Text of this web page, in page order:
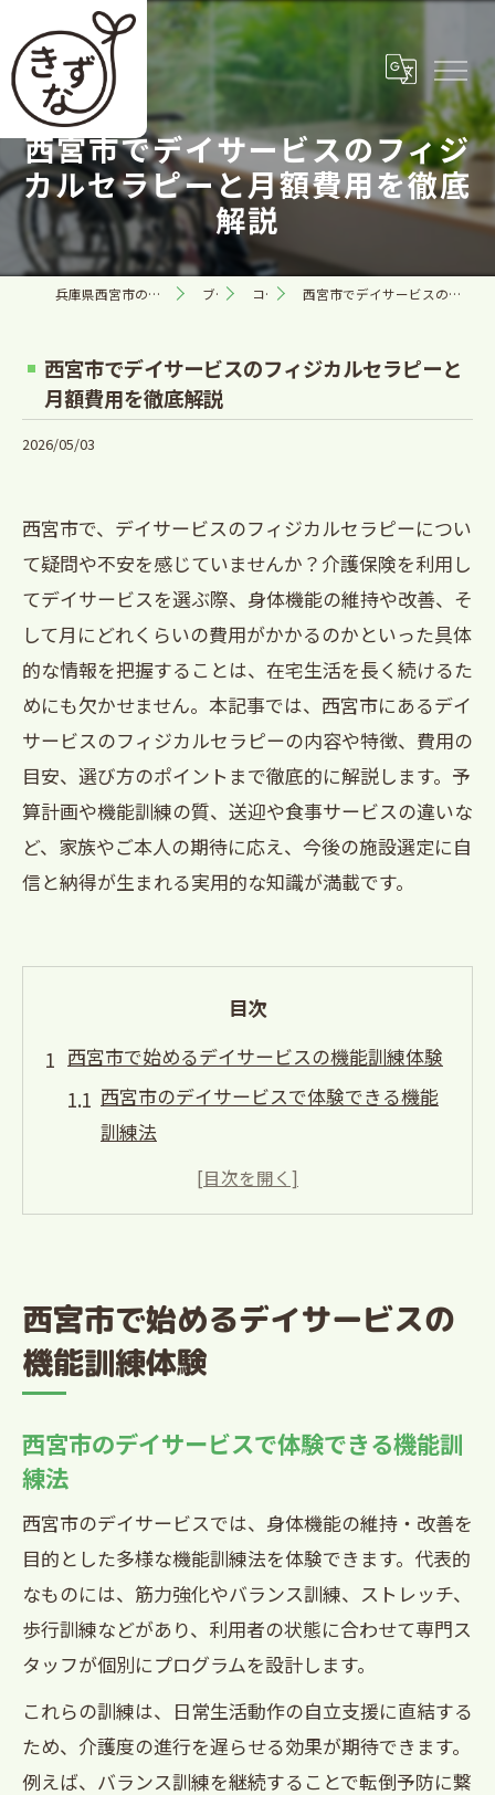
西宮市でデイサービスのフィジ
カルセラピーと月額費用を徹底
解説
兵庫県西宮市の訪問看護なら合同会社きずな ブログ コラム 西宮市でデイサービスのフィジカルセラピーと月額費用を徹底解説
西宮市でデイサービスのフィジカルセラピーと
月額費用を徹底解説
2026/05/03
西宮市で、デイサービスのフィジカルセラピーについ
て疑問や不安を感じていませんか？介護保険を利用し
てデイサービスを選ぶ際、身体機能の維持や改善、そ
して月にどれくらいの費用がかかるのかといった具体
的な情報を把握することは、在宅生活を長く続けるた
めにも欠かせません。本記事では、西宮市にあるデイ
サービスのフィジカルセラピーの内容や特徴、費用の
目安、選び方のポイントまで徹底的に解説します。予
算計画や機能訓練の質、送迎や食事サービスの違いな
ど、家族やご本人の期待に応え、今後の施設選定に自
信と納得が生まれる実用的な知識が満載です。
目次
西宮市で始めるデイサービスの機能訓練体験
西宮市のデイサービスで体験できる機能
訓練法
デイサービス利用前に知りたい体験内容
と流れ
機能訓練の効果を感じる西宮市デイサー
ビス
心スタート
デイサービスのフィジカルセラピーが注目さ
れる理由
西宮市で注目されるデイサービスの効果
とは
デイサービスのフィジカルセラピーが選
ばれる理由
西宮市のデイサービスが重視する機能維
持
デイサービスで実感できる身体機能向上
西宮市で始めるデイサービスの
機能訓練体験
西宮市のデイサービスで体験できる機能訓
練法
西宮市のデイサービスでは、身体機能の維持・改善を
目的とした多様な機能訓練法を体験できます。代表的
なものには、筋力強化やバランス訓練、ストレッチ、
歩行訓練などがあり、利用者の状態に合わせて専門ス
タッフが個別にプログラムを設計します。
これらの訓練は、日常生活動作の自立支援に直結する
ため、介護度の進行を遅らせる効果が期待できます。
例えば、バランス訓練を継続することで転倒予防に繋